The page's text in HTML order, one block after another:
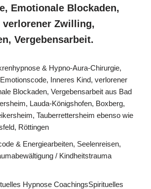
Emotionale Blockaden,
verlorener Zwilling,
Vergebensarbeit.
& Hypno-Aura-Chirurgie,
Inneres Kind, verlorener
Blockaden, Vergebensarbeit aus Bad
Lauda-Königshofen, Boxberg,
Tauberrettersheim ebenso wie
Röttingen
& Energiearbeiten, Seelenreisen,
/ Kindheitstrauma
Hypnose CoachingsSpirituelles